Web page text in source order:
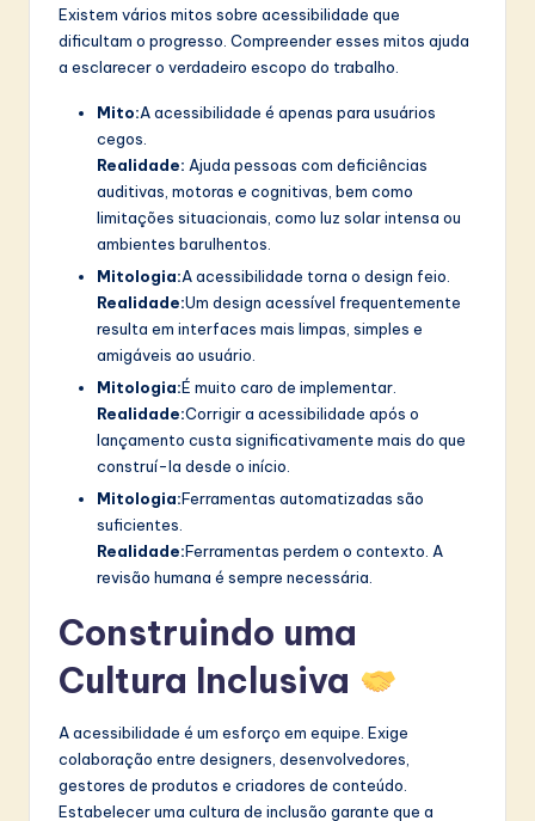
Existem vários mitos sobre acessibilidade que
dificultam o progresso. Compreender esses mitos ajuda
a esclarecer o verdadeiro escopo do trabalho.
Mito:A acessibilidade é apenas para usuários
cegos.
Realidade: Ajuda pessoas com deficiências
auditivas, motoras e cognitivas, bem como
limitações situacionais, como luz solar intensa ou
ambientes barulhentos.
Mitologia:A acessibilidade torna o design feio.
Realidade:Um design acessível frequentemente
resulta em interfaces mais limpas, simples e
amigáveis ao usuário.
Mitologia:É muito caro de implementar.
Realidade:Corrigir a acessibilidade após o
lançamento custa significativamente mais do que
construí-la desde o início.
Mitologia:Ferramentas automatizadas são
suficientes.
Realidade:Ferramentas perdem o contexto. A
revisão humana é sempre necessária.
Construindo uma
Cultura Inclusiva
A acessibilidade é um esforço em equipe. Exige
colaboração entre designers, desenvolvedores,
gestores de produtos e criadores de conteúdo.
Estabelecer uma cultura de inclusão garante que a